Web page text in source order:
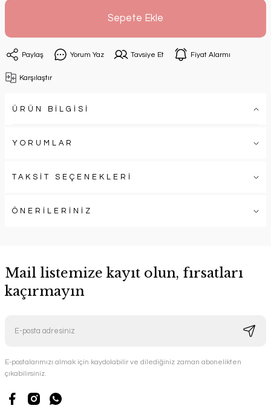
Sepete Ekle
Paylaş Yorum Yaz Tavsiye Et Fiyat Alarmı
Karşılaştır
ÜRÜN BİLGİSİ
YORUMLAR
TAKSİT SEÇENEKLERİ
ÖNERİLERİNİZ
Mail listemize kayıt olun, fırsatları
kaçırmayın
E-postalarımızı almak için kaydolabilir ve dilediğiniz zaman abonelikten
çıkabilirsiniz.